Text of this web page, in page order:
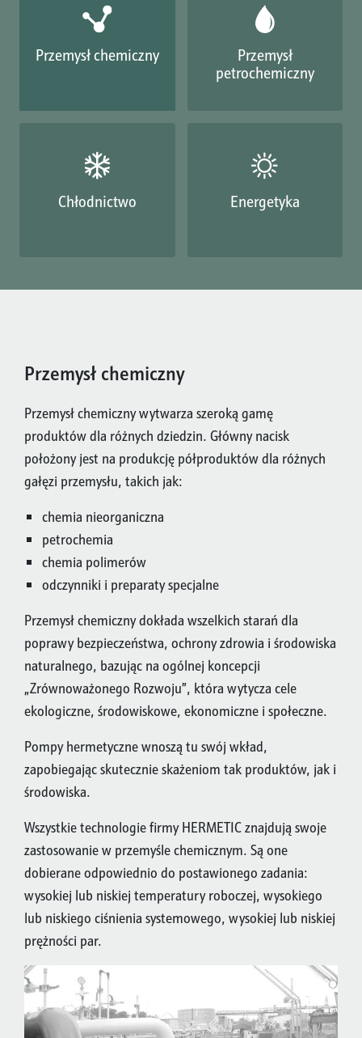
Przemysł chemiczny
Przemysł
petrochemiczny
Chłodnictwo Energetyka
Przemysł chemiczny
Przemysł chemiczny wytwarza szeroką gamę
produktów dla różnych dziedzin. Główny nacisk
położony jest na produkcję półproduktów dla różnych
gałęzi przemysłu, takich jak:
chemia nieorganiczna
petrochemia
chemia polimerów
odczynniki i preparaty specjalne
Przemysł chemiczny dokłada wszelkich starań dla
poprawy bezpieczeństwa, ochrony zdrowia i środowiska
naturalnego, bazując na ogólnej koncepcji
„Zrównoważonego Rozwoju”, która wytycza cele
ekologiczne, środowiskowe, ekonomiczne i społeczne.
Pompy hermetyczne wnoszą tu swój wkład,
zapobiegając skutecznie skażeniom tak produktów, jak i
środowiska.
Wszystkie technologie firmy HERMETIC znajdują swoje
zastosowanie w przemyśle chemicznym. Są one
dobierane odpowiednio do postawionego zadania:
wysokiej lub niskiej temperatury roboczej, wysokiego
lub niskiego ciśnienia systemowego, wysokiej lub niskiej
prężności par.